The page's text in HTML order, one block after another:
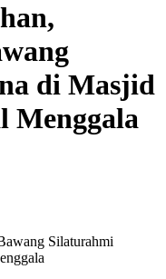
di Masjid
Menggala
Silaturahmi